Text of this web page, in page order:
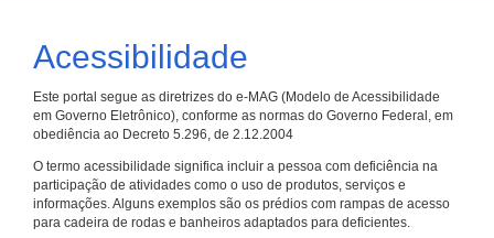
Acessibilidade
Este portal segue as diretrizes do e-MAG (Modelo de Acessibilidade
em Governo Eletrônico), conforme as normas do Governo Federal, em
obediência ao Decreto 5.296, de 2.12.2004
O termo acessibilidade significa incluir a pessoa com deficiência na
participação de atividades como o uso de produtos, serviços e
informações. Alguns exemplos são os prédios com rampas de acesso
para cadeira de rodas e banheiros adaptados para deficientes.